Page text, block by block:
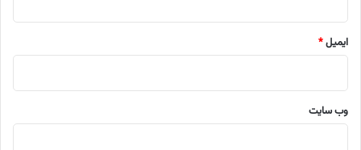
ایمیل*
وب‌ سایت